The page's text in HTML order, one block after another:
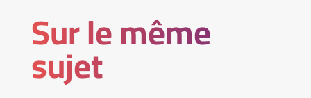
Sur le même
sujet